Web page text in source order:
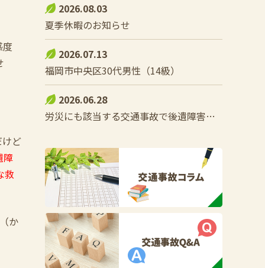
ど
障
救
か
2026.08.03
夏季休暇のお知らせ
2026.07.13
福岡市中央区30代男性（14級）
2026.06.28
労災にも該当する交通事故で後遺障害をこうむった際の控除調整とは？